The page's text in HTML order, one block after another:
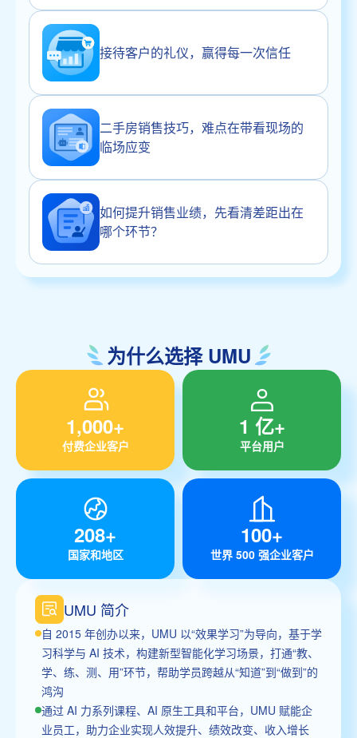
接待客户的礼仪，赢得每一次信任
二手房销售技巧，难点在带看现场的
临场应变
如何提升销售业绩，先看清差距出在
哪个环节？
为什么选择 UMU
1,000+
付费企业客户
1 亿+
平台用户
208+
国家和地区
100+
世界 500 强企业客户
UMU 简介
自 2015 年创办以来，UMU 以“效果学习”为导向，基于学
习科学与 AI 技术，构建新型智能化学习场景，打通“教、
学、练、测、用”环节，帮助学员跨越从“知道”到“做到”的
鸿沟
通过 AI 力系列课程、AI 原生工具和平台，UMU 赋能企
业员工，助力企业实现人效提升、绩效改变、收入增长